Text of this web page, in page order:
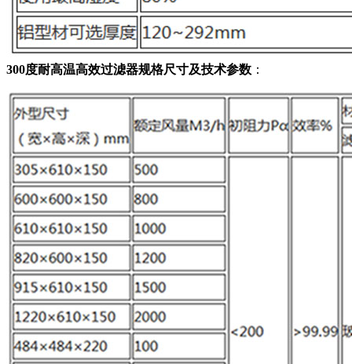
300度耐高温高效过滤器规格尺寸及技术参数 ：